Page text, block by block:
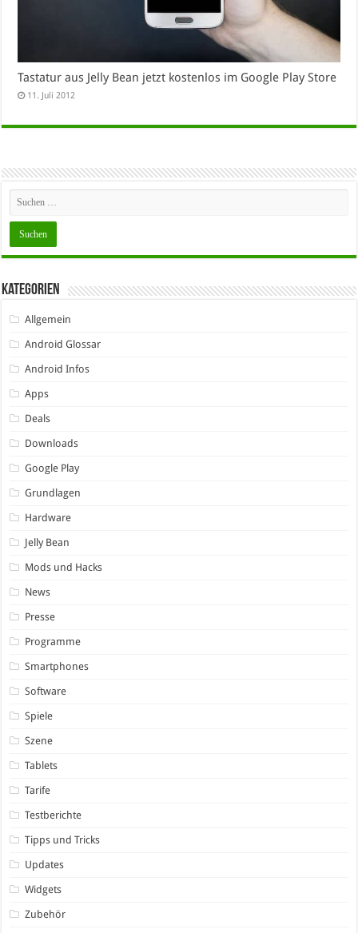
Tastatur aus Jelly Bean jetzt kostenlos im Google Play Store
11. Juli 2012
Kategorien
Allgemein
Android Glossar
Android Infos
Apps
Deals
Downloads
Google Play
Grundlagen
Hardware
Jelly Bean
Mods und Hacks
News
Presse
Programme
Smartphones
Software
Spiele
Szene
Tablets
Tarife
Testberichte
Tipps und Tricks
Updates
Widgets
Zubehör